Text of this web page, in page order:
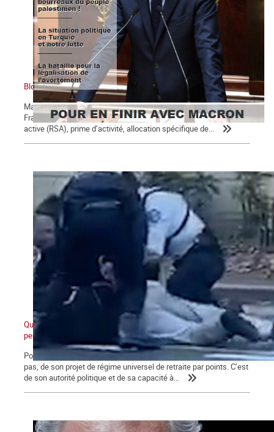
Bloc notes, La Commune n° 123
Macron, président des 5 % des ménages les plus riches Un
Français sur 10 perçoit des minima sociaux : revenu de solidarité
active (RSA), prime d’activité, allocation spécifique de...
Quand ceux d'en bas ne veulent plus et que ceux d'en haut ne
peuvent plus
Pour Macron, ce qui se joue aujourd’hui va au-delà de l’avenir, ou
pas, de son projet de régime universel de retraite par points. C’est
de son autorité politique et de sa capacité à...